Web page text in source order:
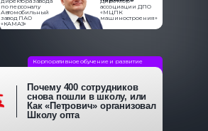
ассоциации ДПО
«МЦПК
машиностроения»
по персоналу
Автомобильный
завод ПАО
«КАМАЗ»
Почему 400 сотрудников
снова пошли в школу, или
Как «Петрович» организовал
Школу опта
Корпоративное обучение и развитие